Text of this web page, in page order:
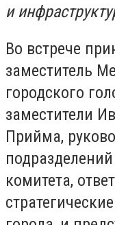
и
Во встрече
заместитель
городского
заместители
Прийма,
комитета,